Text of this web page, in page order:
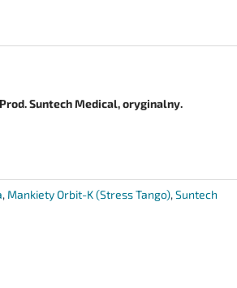
Prod. Suntech Medical, oryginalny.
, Mankiety Orbit-K (Stress Tango), Suntech